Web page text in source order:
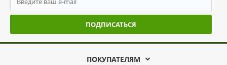
ПОДПИСАТЬСЯ
ПОКУПАТЕЛЯМ